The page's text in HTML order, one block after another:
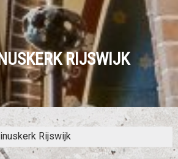
RIJSWIJK
Rijswijk